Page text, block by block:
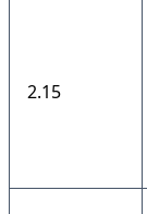
2.15